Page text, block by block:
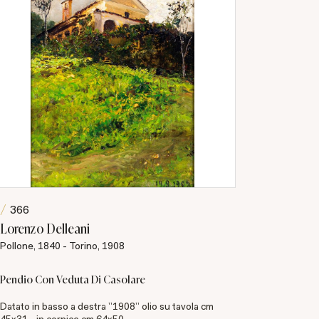
366
Lorenzo Delleani
Pollone, 1840 - Torino, 1908
Pendio Con Veduta Di Casolare
Datato in basso a destra "1908" olio su tavola cm